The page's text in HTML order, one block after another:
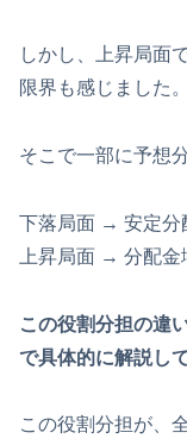
しかし、上昇局面
限界も感じました。
そこで一部に予想
下落局面 → 安定分
上昇局面 → 分配金
この役割分担の違い
で具体的に解説し
この役割分担が、